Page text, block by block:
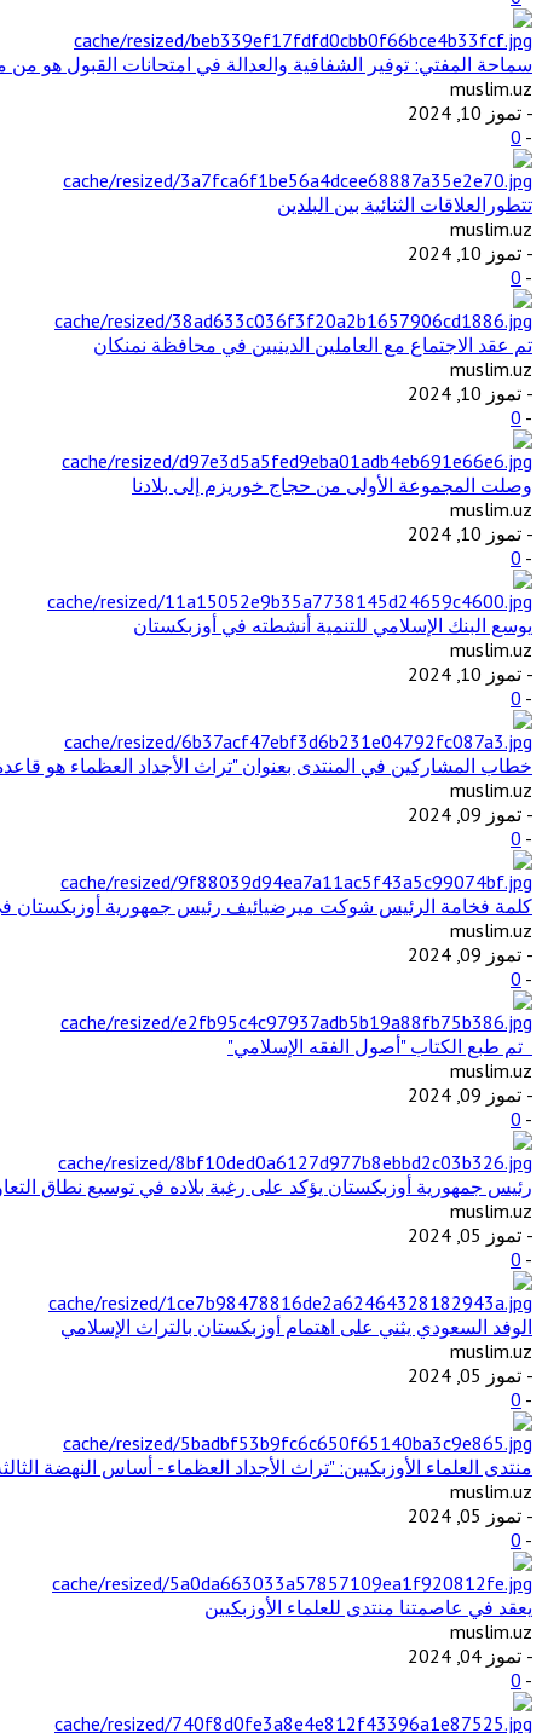
سماحة المفتي: توفير الشفافية والعدالة في امتحانات القبول هو من
muslim.uz
- تموز 10, 2024
-
0
تتطورالعلاقات الثنائية بين البلدين
muslim.uz
- تموز 10, 2024
-
0
تم عقد الاجتماع مع العاملين الدينيين في محافظة نمنكان
muslim.uz
- تموز 10, 2024
-
0
وصلت المجموعة الأولى من حجاج خوريزم إلى بلادنا
muslim.uz
- تموز 10, 2024
-
0
يوسع البنك الإسلامي للتنمية أنشطته في أوزبكستان
muslim.uz
- تموز 10, 2024
-
0
خطاب المشاركين في المنتدى بعنوان "تراث الأجداد العظماء هو
muslim.uz
- تموز 09, 2024
-
0
كلمة فخامة الرئيس شوكت ميرضيائيف رئيس جمهورية أوزبكستان في
muslim.uz
- تموز 09, 2024
-
0
تم طبع الكتاب "أصول الفقه الإسلامي"
muslim.uz
- تموز 09, 2024
-
0
رئيس جمهورية أوزبكستان يؤكد على رغبة بلاده في توسيع نطاق
muslim.uz
- تموز 05, 2024
-
0
الوفد السعودي يثني على اهتمام أوزبكستان بالتراث الإسلامي
muslim.uz
- تموز 05, 2024
-
0
منتدى العلماء الأوزبكيين: "تراث الأجداد العظماء - أساس النهضة
muslim.uz
- تموز 05, 2024
-
0
يعقد في عاصمتنا منتدى للعلماء الأوزبكيين
muslim.uz
- تموز 04, 2024
-
0